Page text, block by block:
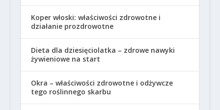
Koper włoski: właściwości zdrowotne i
działanie prozdrowotne
Dieta dla dziesięciolatka – zdrowe nawyki
żywieniowe na start
Okra – właściwości zdrowotne i odżywcze
tego roślinnego skarbu